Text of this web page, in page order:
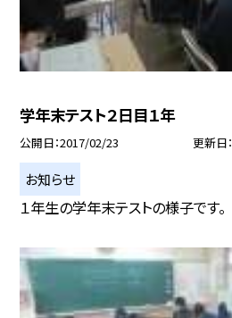
学年末テスト２日目１年
公開日 2017/02/23 更新日
お知らせ
１年生の学年末テストの様子です。